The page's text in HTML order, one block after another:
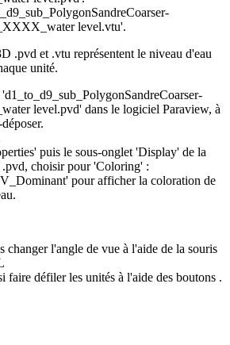
level.vtu'.
.pvd et .vtu représentent le niveau d'eau
unité.
level.pvd' dans le logiciel Paraview, à
puis le sous-onglet 'Display' de la
choisir pour 'Coloring' :
pour afficher la coloration de
changer l'angle de vue à l'aide de la souris
faire défiler les unités à l'aide des boutons .